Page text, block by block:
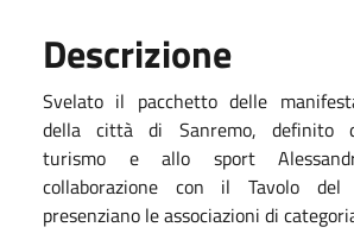
Descrizione
Svelato il pacchetto delle
della città di Sanremo, definito
turismo e allo sport
collaborazione con il Tavolo
presenziano le associazioni di